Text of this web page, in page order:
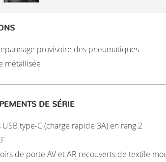
provisoire des pneumatiques
métallisée
DE SÉRIE
USB type-C (charge rapide 3A) en rang 2
de porte AV et AR recouverts de textile